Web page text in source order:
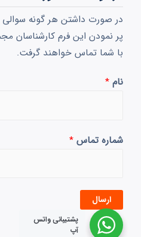
در صورت داشتن هر گونه سوالی
پر نمودن این فرم کارشناسان
با شما تماس خواهند گرفت.
نام *
شماره تماس *
ارسال
پشتیبانی واتس
آپ